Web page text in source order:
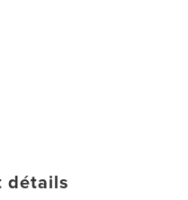
détails